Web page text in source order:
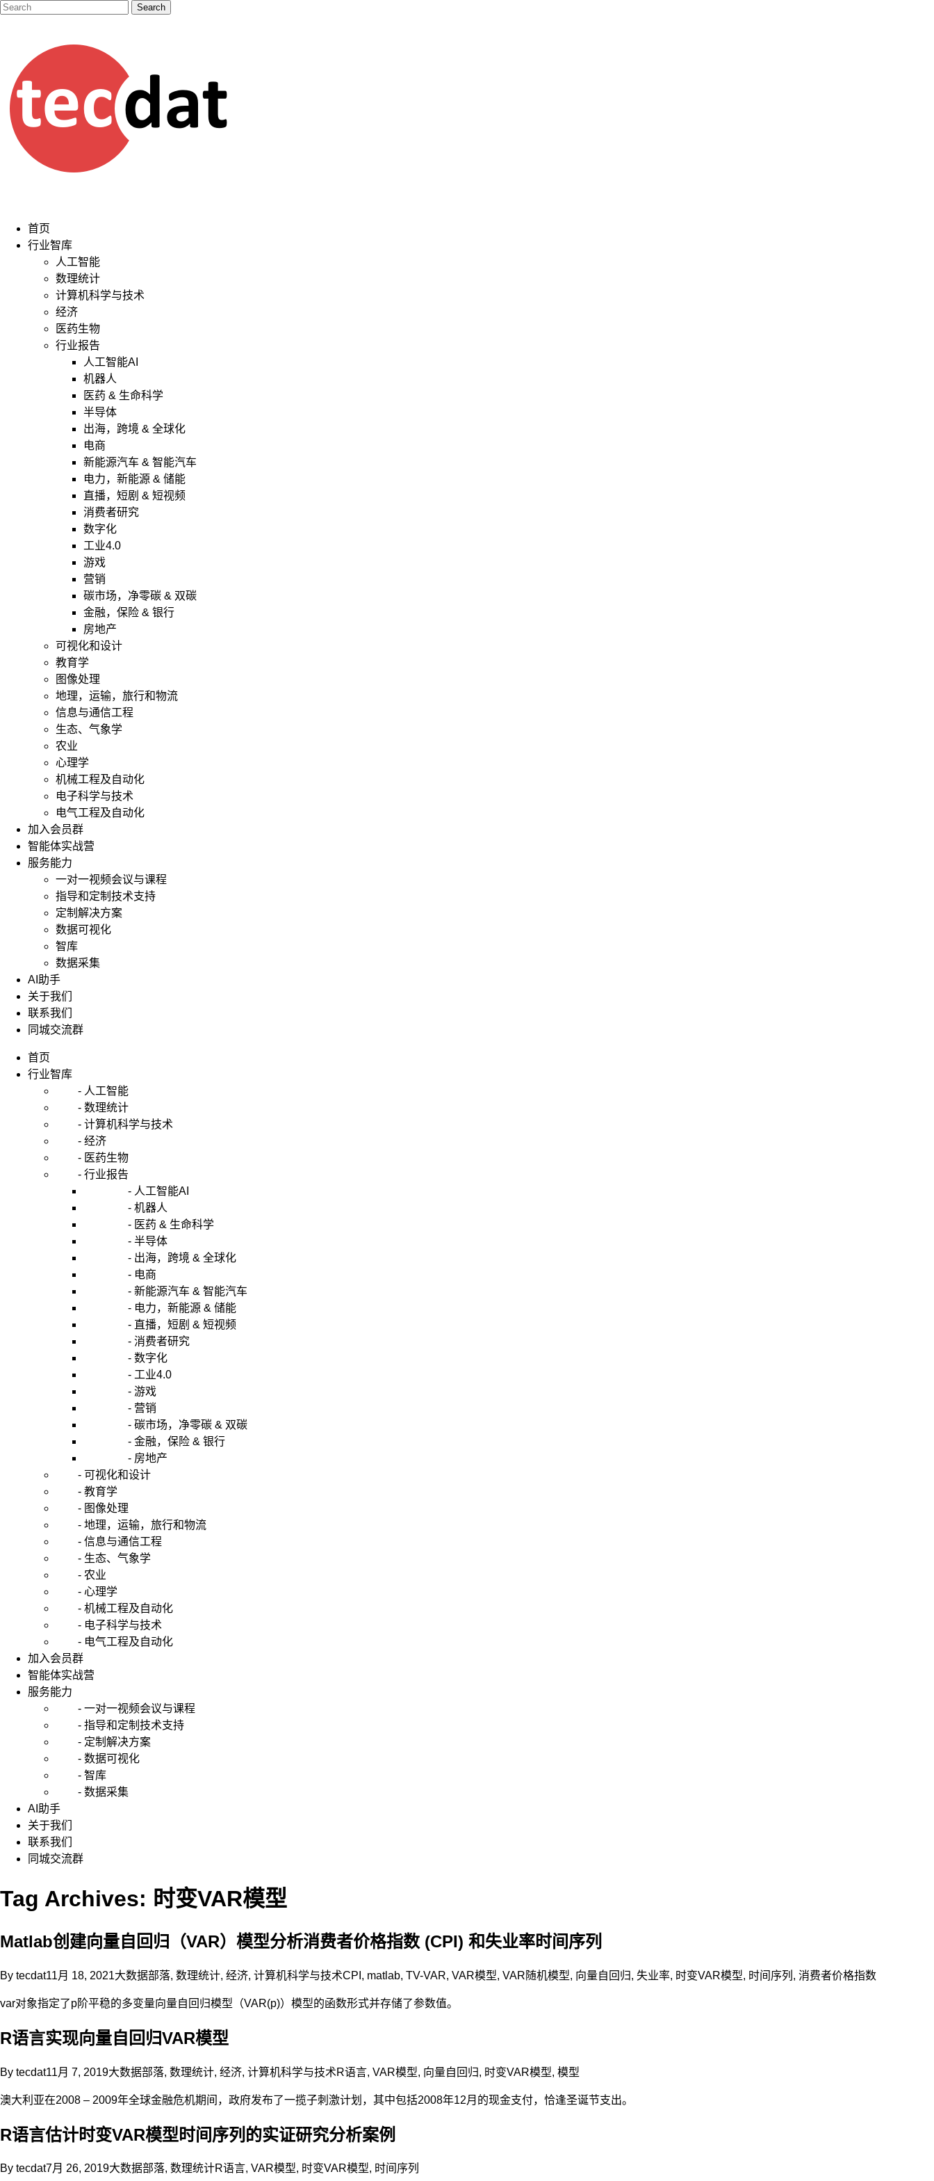
首页
行业智库
人工智能
数理统计
计算机科学与技术
经济
医药生物
行业报告
人工智能AI
机器人
医药 & 生命科学
半导体
出海，跨境 & 全球化
电商
新能源汽车 & 智能汽车
电力，新能源 & 储能
直播，短剧 & 短视频
消费者研究
数字化
工业4.0
游戏
营销
碳市场，净零碳 & 双碳
金融，保险 & 银行
房地产
可视化和设计
教育学
图像处理
地理，运输，旅行和物流
信息与通信工程
生态、气象学
农业
心理学
机械工程及自动化
电子科学与技术
电气工程及自动化
加入会员群
智能体实战营
服务能力
一对一视频会议与课程
指导和定制技术支持
定制解决方案
数据可视化
智库
数据采集
AI助手
关于我们
联系我们
同城交流群
首页
行业智库
- 人工智能
- 数理统计
- 计算机科学与技术
- 经济
- 医药生物
- 行业报告
- 人工智能AI
- 机器人
- 医药 & 生命科学
- 半导体
- 出海，跨境 & 全球化
- 电商
- 新能源汽车 & 智能汽车
- 电力，新能源 & 储能
- 直播，短剧 & 短视频
- 消费者研究
- 数字化
- 工业4.0
- 游戏
- 营销
- 碳市场，净零碳 & 双碳
- 金融，保险 & 银行
- 房地产
- 可视化和设计
- 教育学
- 图像处理
- 地理，运输，旅行和物流
- 信息与通信工程
- 生态、气象学
- 农业
- 心理学
- 机械工程及自动化
- 电子科学与技术
- 电气工程及自动化
加入会员群
智能体实战营
服务能力
- 一对一视频会议与课程
- 指导和定制技术支持
- 定制解决方案
- 数据可视化
- 智库
- 数据采集
AI助手
关于我们
联系我们
同城交流群
Tag Archives: 时变VAR模型
Matlab创建向量自回归（VAR）模型分析消费者价格指数 (CPI) 和失业率时间序列
By tecdat11月 18, 2021大数据部落, 数理统计, 经济, 计算机科学与技术CPI , matlab, TV-VAR, VAR模型, VAR随机模型, 向量自回归, 失业率, 时变VAR模型, 时间序列 , 消费者价格指数
var对象指定了p阶平稳的多变量向量自回归模型（VAR(p)）模型的函数形式并存储了参数值。
R语言实现向量自回归VAR模型
By tecdat11月 7, 2019大数据部落, 数理统计, 经济, 计算机科学与技术R语言, VAR模型, 向量自回归, 时变VAR模型, 模型
澳大利亚在2008 – 2009年全球金融危机期间，政府发布了一揽子刺激计划，其中包括2008年12月的现金支付，恰逢圣诞节支出。
R语言估计时变VAR模型时间序列的实证研究分析案例
By tecdat7月 26, 2019大数据部落, 数理统计R语言, VAR模型, 时变VAR模型, 时间序列